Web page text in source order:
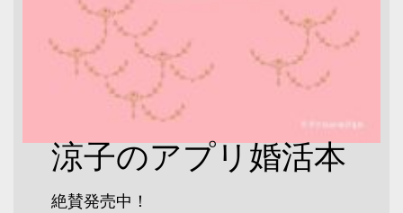
涼子のアプリ婚活本
絶賛発売中！